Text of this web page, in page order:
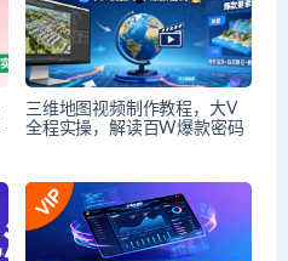
三维地图视频制作教程，大V
全程实操，解读百W爆款密码